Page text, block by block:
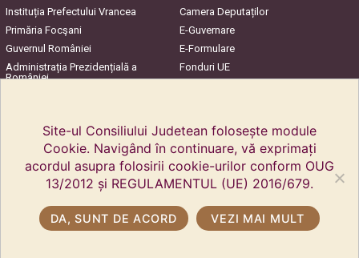
Instituția Prefectului Vrancea
Camera Deputaților
Primăria Focşani
E-Guvernare
Guvernul României
E-Formulare
Administrația Prezidențială a
României
Fonduri UE
Site-ul Consiliului Judetean folosește module
Cookie. Navigând în continuare, vă exprimați
acordul asupra folosirii cookie-urilor conform OUG
13/2012 și REGULAMENTUL (UE) 2016/679.
DA, SUNT DE ACORD VEZI MAI MULT